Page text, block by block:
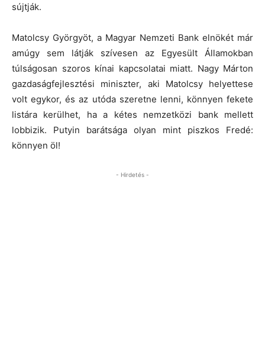
sújtják.
Matolcsy Györgyöt, a Magyar Nemzeti Bank elnökét már
amúgy sem látják szívesen az Egyesült Államokban
túlságosan szoros kínai kapcsolatai miatt. Nagy Márton
gazdaságfejlesztési miniszter, aki Matolcsy helyettese
volt egykor, és az utóda szeretne lenni, könnyen fekete
listára kerülhet, ha a kétes nemzetközi bank mellett
lobbizik. Putyin barátsága olyan mint piszkos Fredé:
könnyen öl!
- Hirdetés -